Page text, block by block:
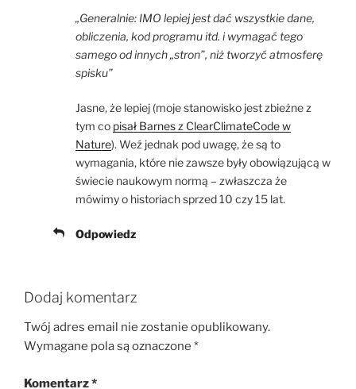
„Generalnie: IMO lepiej jest dać wszystkie dane,
obliczenia, kod programu itd. i wymagać tego
samego od innych „stron”, niż tworzyć atmosferę
spisku”
Jasne, że lepiej (moje stanowisko jest zbieżne z
tym co pisał Barnes z ClearClimateCode w
Nature). Weź jednak pod uwagę, że są to
wymagania, które nie zawsze były obowiązującą w
świecie naukowym normą – zwłaszcza że
mówimy o historiach sprzed 10 czy 15 lat.
Odpowiedz
Dodaj komentarz
Twój adres email nie zostanie opublikowany.
Wymagane pola są oznaczone *
Komentarz*